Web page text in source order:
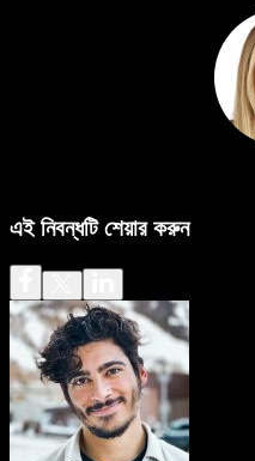
এই নিবন্ধটি শেয়ার করুন